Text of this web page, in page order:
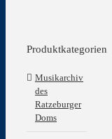
Produktkategorien
Musikarchiv
des
Ratzeburger
Doms